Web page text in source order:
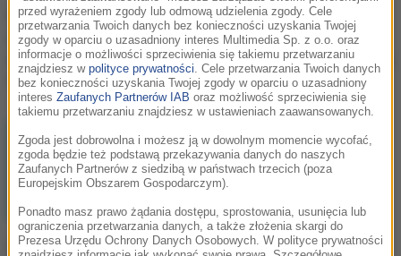
Wielka przerwa w
mObywatelu – aplikacja
nie będzie działać.
Sprawdź szczegóły
Już 10 milionów Polaków
korzysta z cyfrowych
dokumentów. Nadchodzą
kolejne zmiany
Aplikacja jak dowód
przed wyrażeniem zgody lub odmową udzielenia zgody. Cele
przetwarzania Twoich danych bez konieczności uzyskania Twojej
zgody w oparciu o uzasadniony interes Multimedia Sp. z o.o. oraz
informacje o możliwości sprzeciwienia się takiemu przetwarzaniu
znajdziesz w polityce prywatności. Cele przetwarzania Twoich danych
bez konieczności uzyskania Twojej zgody w oparciu o uzasadniony
interes Zaufanych Partnerów IAB oraz możliwość sprzeciwienia się
takiemu przetwarzaniu znajdziesz w ustawieniach zaawansowanych.
Zgoda jest dobrowolna i możesz ją w dowolnym momencie wycofać,
zgoda będzie też podstawą przekazywania danych do naszych
Zaufanych Partnerów z siedzibą w państwach trzecich (poza
Europejskim Obszarem Gospodarczym).
Ponadto masz prawo żądania dostępu, sprostowania, usunięcia lub
ograniczenia przetwarzania danych, a także złożenia skargi do
Prezesa Urzędu Ochrony Danych Osobowych. W polityce prywatności